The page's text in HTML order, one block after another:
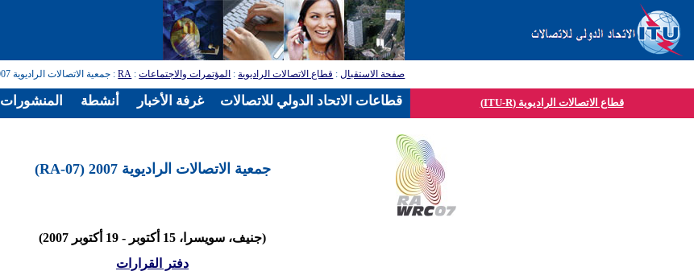
صفحة الاستقبال: قطاع الاتصالات الراديوية: المؤتمرات والاجتماعات:
RA: جمعية الاتصالات الراديوية 2007 (RA-07)
قطاع الاتصالات الراديوية (ITU-R)
جمعية الاتصالات الراديوية 2007 (RA-07)
(جنيف، سويسرا، 15 أكتوبر - 19 أكتوبر 2007)
دفتر القرارات
المنشورات أنشطة غرفة الأخبار قطاعات الاتحاد الدولي للاتصالات